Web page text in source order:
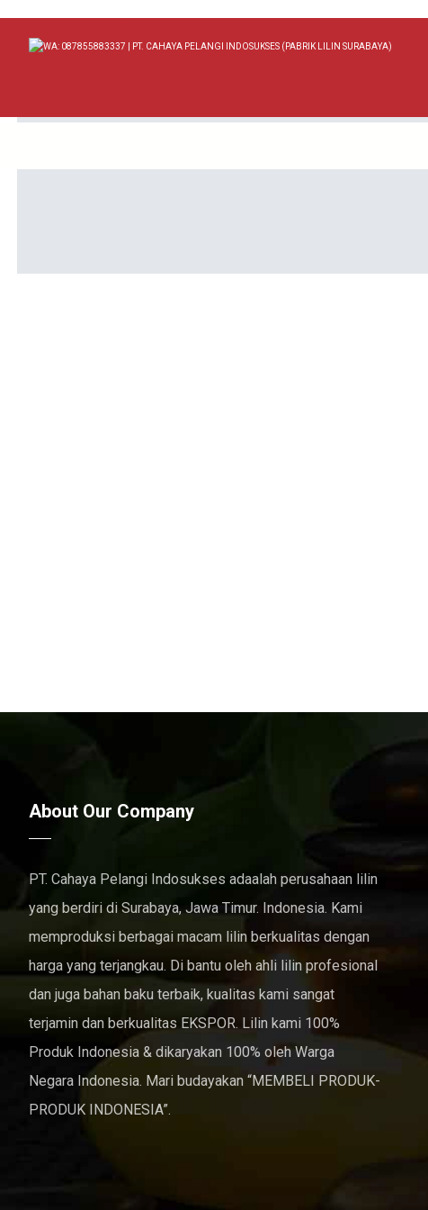
About Our Company
PT. Cahaya Pelangi Indosukses adaalah perusahaan lilin
yang berdiri di Surabaya, Jawa Timur. Indonesia. Kami
memproduksi berbagai macam lilin berkualitas dengan
harga yang terjangkau. Di bantu oleh ahli lilin profesional
dan juga bahan baku terbaik, kualitas kami sangat
terjamin dan berkualitas EKSPOR. Lilin kami 100%
Produk Indonesia & dikaryakan 100% oleh Warga
Negara Indonesia. Mari budayakan “MEMBELI PRODUK-
PRODUK INDONESIA”.